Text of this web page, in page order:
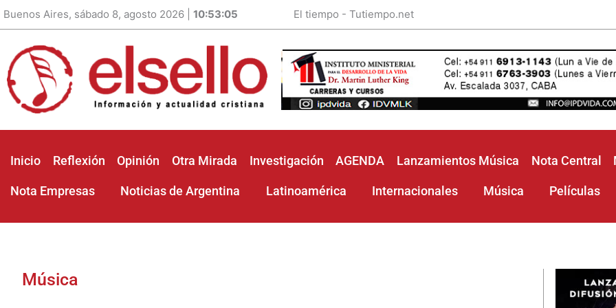
Buenos Aires, sábado 8, agosto 2026 | 10:53:07 El tiempo - Tutiempo.net
Inicio Reflexión Opinión Otra Mirada Investigación AGENDA Lanzamientos Música Nota Central
Nota Empresas Noticias de Argentina Latinoamérica Internacionales Música Películas
Música